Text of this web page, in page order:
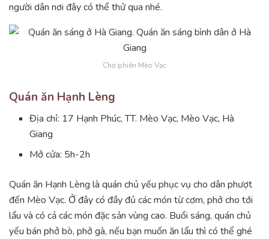
người dân nơi đây có thể thử qua nhé.
Chợ phiên Mèo Vạc
Quán ăn Hạnh Lèng
Địa chỉ: 17 Hạnh Phúc, TT. Mèo Vạc, Mèo Vạc, Hà
Giang
Mở cửa: 5h-2h
Quán ăn Hạnh Lèng là quán chủ yếu phục vụ cho dân phượt
đến Mèo Vạc. Ở đây có đầy đủ các món từ cơm, phở cho tới
lẩu và có cả các món đặc sản vùng cao. Buổi sáng, quán chủ
yếu bán phở bò, phở gà, nếu bạn muốn ăn lẩu thì có thể ghé